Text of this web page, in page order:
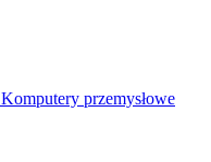
Komputery przemysłowe